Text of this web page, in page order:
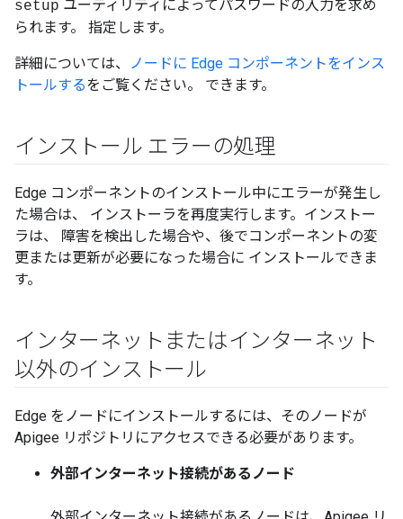
setup ユーティリティによってパスワードの入力を求め
られます。 指定します。
詳細については、
ノードに Edge コンポーネントをインス
トールするをご覧ください。 できます。
インストール エラーの処理
Edge コンポーネントのインストール中にエラーが発生し
た場合は、 インストーラを再度実行します。インストー
ラは、 障害を検出した場合や、後でコンポーネントの変
更または更新が必要になった場合に インストールできま
す。
インターネットまたはインターネット
以外のインストール
Edge をノードにインストールするには、そのノードが
Apigee リポジトリにアクセスできる必要があります。
外部インターネット接続があるノード